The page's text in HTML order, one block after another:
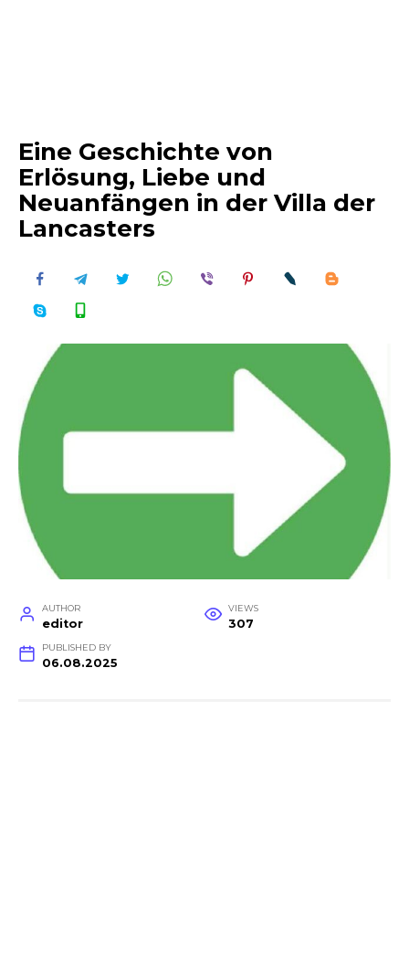
Eine Geschichte von
Erlösung, Liebe und
Neuanfängen in der Villa der
Lancasters
AUTHOR
editor
VIEWS
307
PUBLISHED BY
06.08.2025